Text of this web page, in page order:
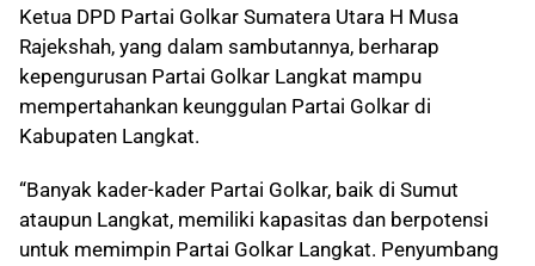
Ketua DPD Partai Golkar Sumatera Utara H Musa
Rajekshah, yang dalam sambutannya, berharap
kepengurusan Partai Golkar Langkat mampu
mempertahankan keunggulan Partai Golkar di
Kabupaten Langkat.
“Banyak kader-kader Partai Golkar, baik di Sumut
ataupun Langkat, memiliki kapasitas dan berpotensi
untuk memimpin Partai Golkar Langkat. Penyumbang